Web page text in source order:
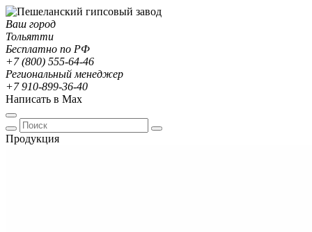
Ваш город
Тольятти
Бесплатно по РФ
+7 (800) 555-64-46
Региональный менеджер
+7 910-899-36-40
Написать в Max
Продукция